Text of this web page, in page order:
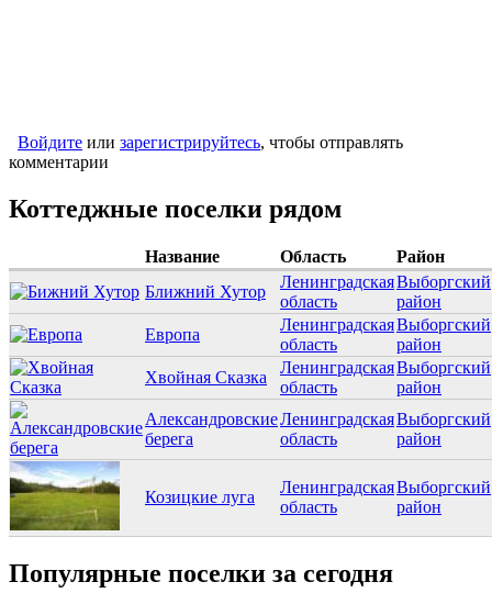
Войдите или зарегистрируйтесь, чтобы отправлять
комментарии
Коттеджные поселки рядом
Название Область
Район
Ближний Хутор
Ленинградская
область
Выборгский
район
Европа
Ленинградская
область
Выборгский
район
Хвойная Сказка
Ленинградская
область
Выборгский
район
Александровские
берега
Ленинградская
область
Выборгский
район
Козицкие луга
Ленинградская
область
Выборгский
район
Популярные поселки за сегодня